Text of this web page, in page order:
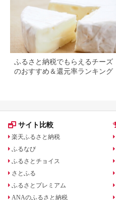
ふるさと納税でもらえるチーズ
のおすすめ＆還元率ランキング
サイト比較
楽天ふるさと納税
ふるなび
ふるさとチョイス
さとふる
ふるさとプレミアム
ANAのふるさと納税